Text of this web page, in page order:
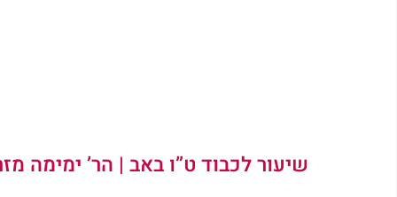
שיעור לכבוד ט”ו באב | הר’ ימימה